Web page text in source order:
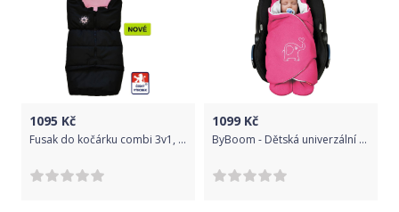
1095 Kč
Fusak do kočárku combi 3v1, Lamový, sv.růžový Dětský svět
1099 Kč
ByBoom - Dětská univerzální zavinovačka na přechodné období a léto, Fuchsie/Bílá